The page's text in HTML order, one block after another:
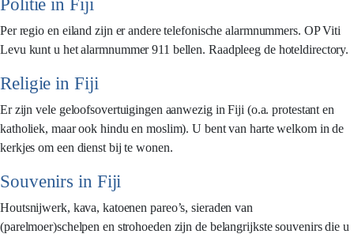
Per regio en eiland zijn er andere telefonische alarmnummers. OP Viti
Levu kunt u het alarmnummer 911 bellen. Raadpleeg de hoteldirectory.
Religie in Fiji
Er zijn vele geloofsovertuigingen aanwezig in Fiji (o.a. protestant en
katholiek, maar ook hindu en moslim). U bent van harte welkom in de
kerkjes om een dienst bij te wonen.
Souvenirs in Fiji
Houtsnijwerk, kava, katoenen pareo’s, sieraden van
(parelmoer)schelpen en strohoeden zijn de belangrijkste souvenirs die u